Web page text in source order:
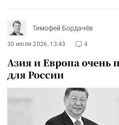
Тимофей Бордачёв
30 июля 2026, 13:43 4
Азия и Европа очень
для России